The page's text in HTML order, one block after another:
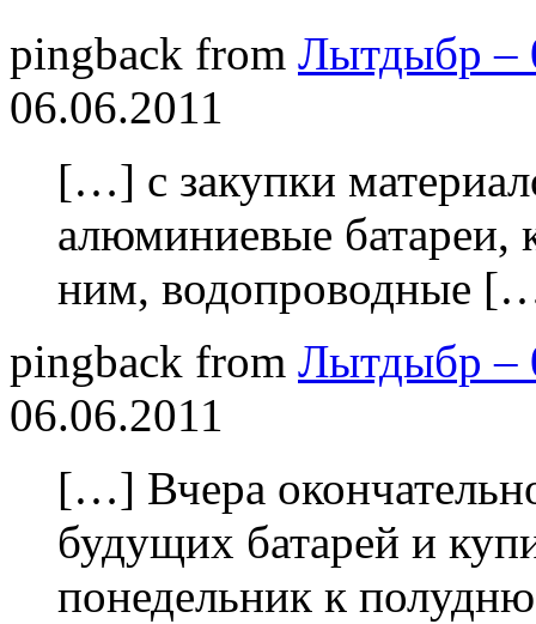
pingback from Лытдыбр –
06.06.2011
[…] с закупки
алюминиевые батареи,
ним, водопроводные
pingback from Лытдыбр –
06.06.2011
[…] Вчера
будущих батарей и
понедельник к